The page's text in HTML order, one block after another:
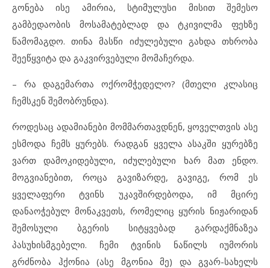
გონება ისე ამირია, სტიმულუსი მისით შემესო
გამბედაობის მოსამატებლად და ტკივილმა ფეხზე
წამომაგდო. თინა მასწი იძულებული გახდა თხრობა
შეეწყვიტა და გაკვირვებული მომაჩერდა.
– რა დაგემართა ოქრომჭედელო? (მთელი კლასიც
ჩემსკენ შემობრუნდა).
როდესაც ადამიანები მომმართავდნენ, ყოველთვის ასე
ესმოდა ჩემს ყურებს. რადგან ყველა ასაკში ყურებზე
ვართ დამოკიდებული, იძულებული ხარ მათ ენდო.
მოგვიანებით, როცა გავიზარდე, გავიგე, რომ ეს
ყველაფერი ტვინს უკავშირდებოდა, იმ მცირე
დანაოჭებულ მონაკვეთს, რომელიც ყურის ნიჟარიდან
შემოსული ბგერის სიტყვებად გარდაქმნაზეა
პასუხისმგებელი. ჩემი ტვინის ნაწილს იუმორის
გრძნობა ჰქონია (ასე მგონია მე) და გვარ-სახელს